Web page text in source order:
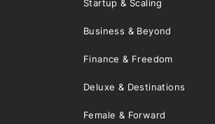
Startup & Scaling
Business & Beyond
Finance & Freedom
Deluxe & Destinations
Female & Forward